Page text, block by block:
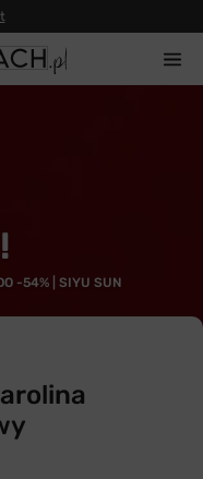
-54% | SIYU SUN